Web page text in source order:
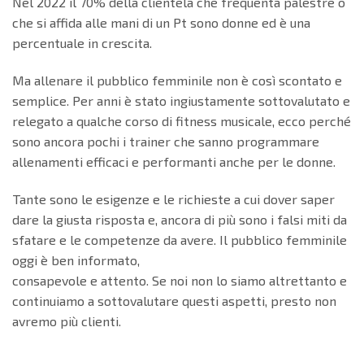
che si affida alle mani di un Pt sono donne ed è una
percentuale in crescita.
Ma allenare il pubblico femminile non è così scontato e
semplice. Per anni è stato ingiustamente sottovalutato e
relegato a qualche corso di fitness musicale, ecco perché
sono ancora pochi i trainer che sanno programmare
allenamenti efficaci e performanti anche per le donne.
Tante sono le esigenze e le richieste a cui dover saper
dare la giusta risposta e, ancora di più sono i falsi miti da
sfatare e le competenze da avere. Il pubblico femminile
oggi è ben informato,
consapevole e attento. Se noi non lo siamo altrettanto e
continuiamo a sottovalutare questi aspetti, presto non
avremo più clienti.